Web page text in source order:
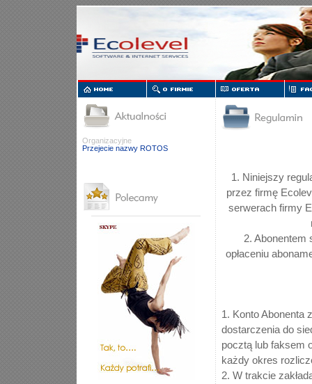
Organizacyjne
Przejecie nazwy ROTOS
1. Niniejszy
przez firmę
serwerach firmy
2. Abonentem
opłaceniu
1. Konto Abonenta
dostarczenia do
pocztą lub faksem
każdy okres
2. W trakcie